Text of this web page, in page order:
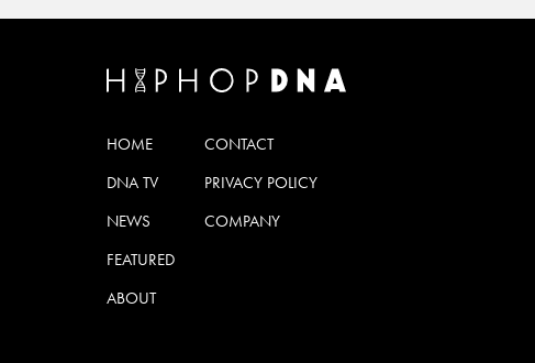
HOME
DNA TV
NEWS
FEATURED
ABOUT
CONTACT
PRIVACY POLICY
COMPANY